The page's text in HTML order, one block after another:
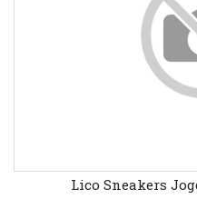
Lico Sneakers